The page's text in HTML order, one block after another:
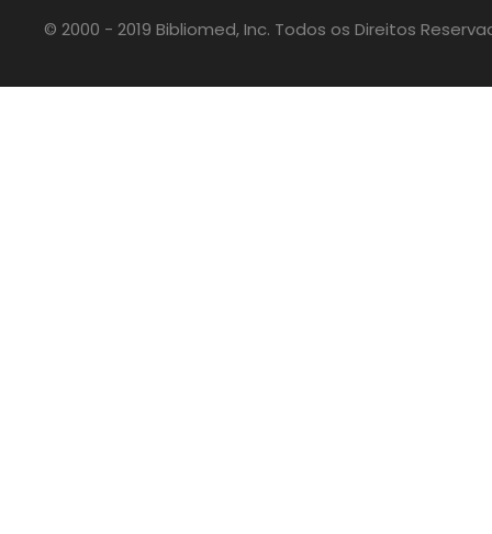
© 2000 - 2019 Bibliomed, Inc. Todos os Direitos